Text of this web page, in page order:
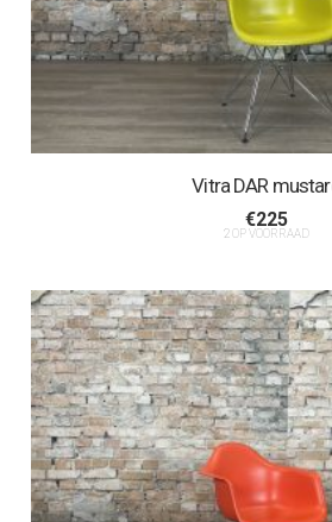
Vitra DAR
€225
2 OP VOORRAAD